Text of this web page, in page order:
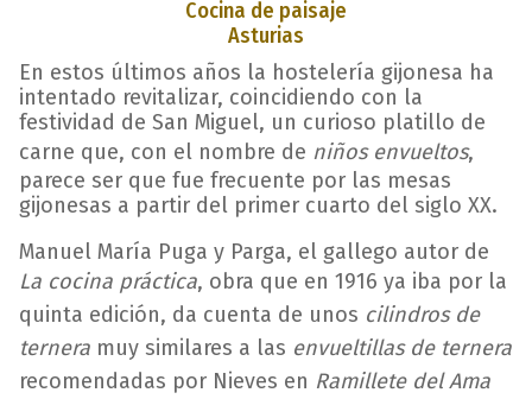
Cocina de paisaje
Asturias
En estos últimos años la hostelería gijonesa ha
intentado revitalizar, coincidiendo con la
festividad de San Miguel, un curioso platillo de
carne que, con el nombre de niños envueltos,
parece ser que fue frecuente por las mesas
gijonesas a partir del primer cuarto del siglo XX.
Manuel María Puga y Parga, el gallego autor de
La cocina práctica, obra que en 1916 ya iba por la
quinta edición, da cuenta de unos cilindros de
ternera muy similares a las envueltillas de ternera
recomendadas por Nieves en Ramillete del Ama